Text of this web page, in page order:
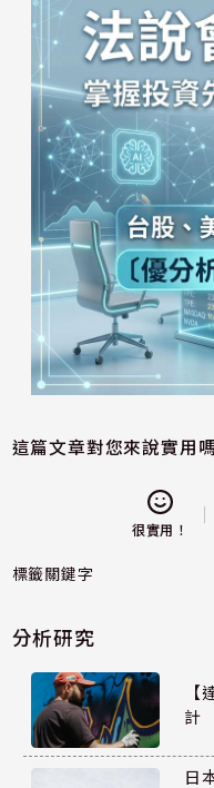
這篇文章對您來說實用
很實用！
標籤關鍵字
分析研究
計
日